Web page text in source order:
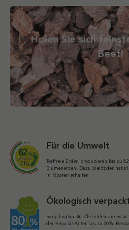
Holen Sie sich
Beet!
Für die Umwelt
Torffreie Erden produzieren bis zu
Blumenerden. Dazu bleibt der
in Mooren erhalten.
Ökologisch
Recyclingkunststoffe bilden die
der Recyclat-Anteil bis zu 80%.